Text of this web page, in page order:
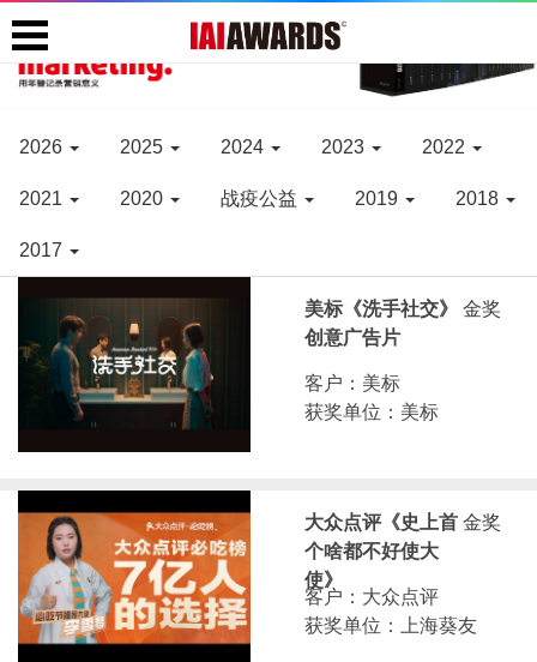
2026 2025 2024 2023 2022
2021 2020 战疫公益 2019 2018
2017
金奖
美标《洗手社交》
创意广告片
客户：美标
获奖单位：美标
金奖
大众点评《史上首
个啥都不好使大
使》
客户：大众点评
获奖单位：上海葵友